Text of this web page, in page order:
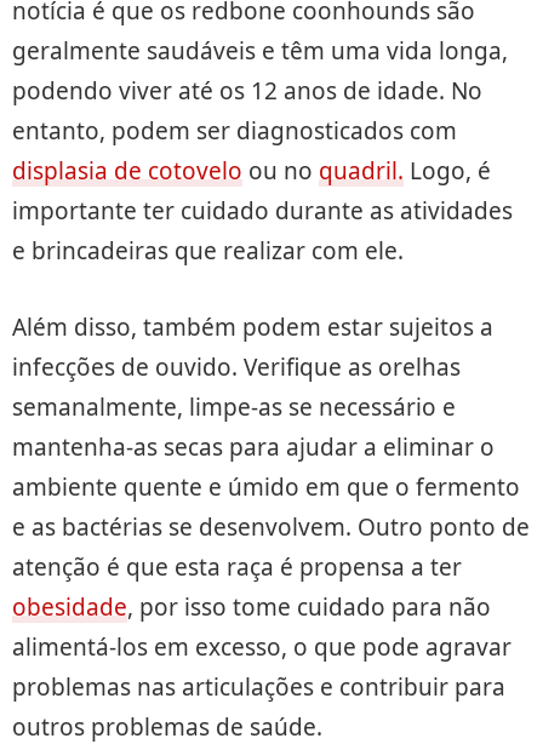
notícia é que os redbone coonhounds são
geralmente saudáveis ​​e têm uma vida longa,
podendo viver até os 12 anos de idade. No
entanto, podem ser diagnosticados com
displasia de cotovelo ou no quadril. Logo, é
importante ter cuidado durante as atividades
e brincadeiras que realizar com ele.
Além disso, também podem estar sujeitos a
infecções de ouvido. Verifique as orelhas
semanalmente, limpe-as se necessário e
mantenha-as secas para ajudar a eliminar o
ambiente quente e úmido em que o fermento
e as bactérias se desenvolvem. Outro ponto de
atenção é que esta raça é propensa a ter
obesidade, por isso tome cuidado para não
alimentá-los em excesso, o que pode agravar
problemas nas articulações e contribuir para
outros problemas de saúde.